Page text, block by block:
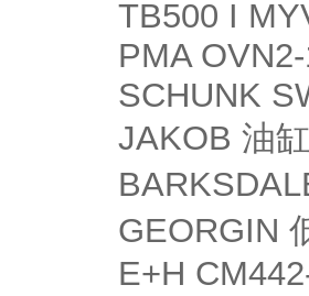
TB500 I
PMA
SCHUNK
JAKOB 油缸
GEORGIN
E+H